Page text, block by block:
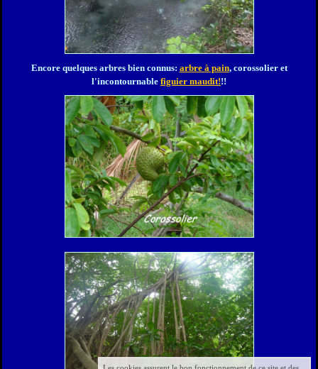
Encore quelques arbres bien connus: arbre à pain, corossolier et
l'incontournable figuier maudit!!!